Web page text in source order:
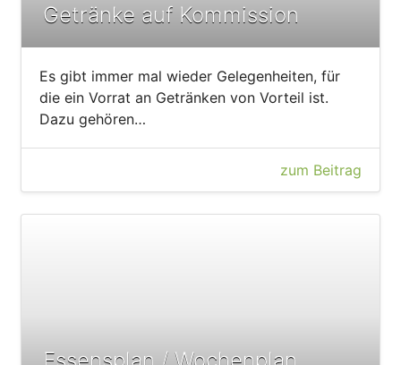
Getränke auf Kommission
Es gibt immer mal wieder Gelegenheiten, für
die ein Vorrat an Getränken von Vorteil ist.
Dazu gehören…
zum Beitrag